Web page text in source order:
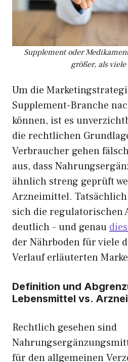
Supplement oder
größer, als
Um die
Supplement-Branche
können, ist es
die rechtlichen
Verbraucher gehen
aus, dass
ähnlich streng geprüft
Arzneimittel.
sich die regulatorischen
deutlich – und genau
der Nährboden für viele
Verlauf erläuterten
Definition und
Lebensmittel vs.
Rechtlich gesehen sind
für den allgemeinen